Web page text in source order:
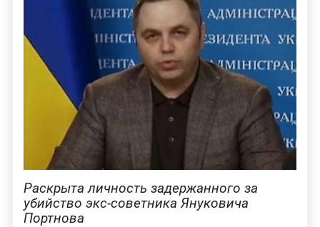
Раскрыта личность задержанного за
убийство экс-советника Януковича
Портнова